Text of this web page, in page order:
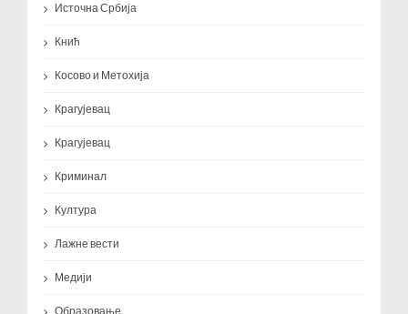
Источна Србија
Кнић
Косово и Метохија
Крагујевац
Крагујевац
Криминал
Култура
Лажне вести
Медији
Образовање